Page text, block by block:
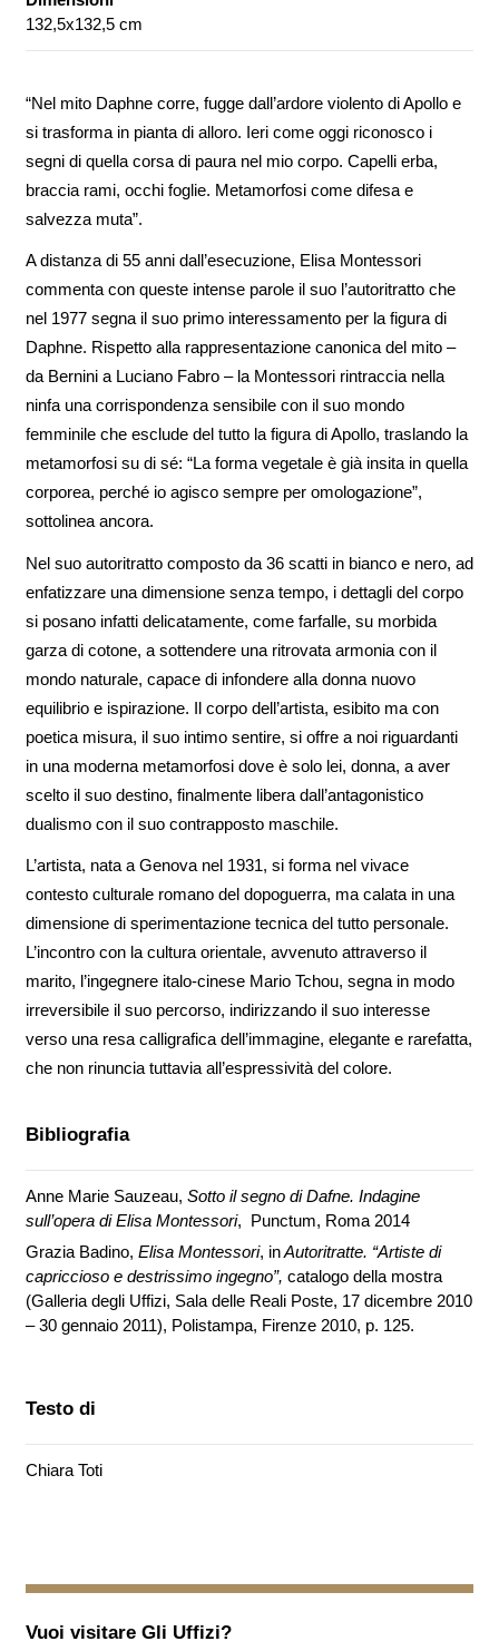
132,5x132,5 cm
“Nel mito Daphne corre, fugge dall’ardore violento di Apollo e
si trasforma in pianta di alloro. Ieri come oggi riconosco i
segni di quella corsa di paura nel mio corpo. Capelli erba,
braccia rami, occhi foglie. Metamorfosi come difesa e
salvezza muta”.
A distanza di 55 anni dall’esecuzione, Elisa Montessori
commenta con queste intense parole il suo l’autoritratto che
nel 1977 segna il suo primo interessamento per la figura di
Daphne. Rispetto alla rappresentazione canonica del mito –
da Bernini a Luciano Fabro – la Montessori rintraccia nella
ninfa una corrispondenza sensibile con il suo mondo
femminile che esclude del tutto la figura di Apollo, traslando la
metamorfosi su di sé: “La forma vegetale è già insita in quella
corporea, perché io agisco sempre per omologazione”,
sottolinea ancora.
Nel suo autoritratto composto da 36 scatti in bianco e nero, ad
enfatizzare una dimensione senza tempo, i dettagli del corpo
si posano infatti delicatamente, come farfalle, su morbida
garza di cotone, a sottendere una ritrovata armonia con il
mondo naturale, capace di infondere alla donna nuovo
equilibrio e ispirazione. Il corpo dell’artista, esibito ma con
poetica misura, il suo intimo sentire, si offre a noi riguardanti
in una moderna metamorfosi dove è solo lei, donna, a aver
scelto il suo destino, finalmente libera dall’antagonistico
dualismo con il suo contrapposto maschile.
L’artista, nata a Genova nel 1931, si forma nel vivace
contesto culturale romano del dopoguerra, ma calata in una
dimensione di sperimentazione tecnica del tutto personale.
L’incontro con la cultura orientale, avvenuto attraverso il
marito, l’ingegnere italo-cinese Mario Tchou, segna in modo
irreversibile il suo percorso, indirizzando il suo interesse
verso una resa calligrafica dell’immagine, elegante e rarefatta,
che non rinuncia tuttavia all’espressività del colore.
Bibliografia
Anne Marie Sauzeau, Sotto il segno di Dafne. Indagine
sull’opera di Elisa Montessori, Punctum, Roma 2014
Grazia Badino, Elisa Montessori, inAutoritratte. “Artiste di
capriccioso e destrissimo ingegno”, catalogo della mostra
(Galleria degli Uffizi, Sala delle Reali Poste, 17 dicembre 2010
– 30 gennaio 2011), Polistampa, Firenze 2010, p. 125.
Testo di
Chiara Toti
Vuoi visitare Gli Uffizi?